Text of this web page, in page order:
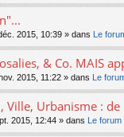
2015, 10:39 » dans Le
& Co. MAIS
2015, 11:22 » dans Le
Ville, Urbanisme :
2015, 12:44 » dans Le